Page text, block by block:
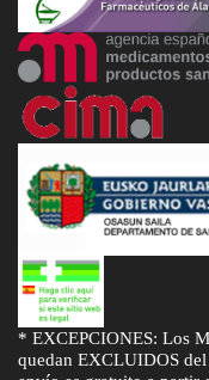
* EXCEPCIONES: Los
quedan EXCLUIDOS